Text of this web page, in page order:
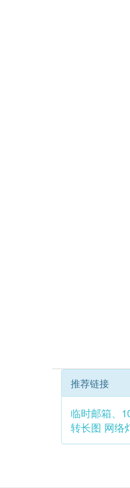
推荐链接
临时邮箱、
转长图 网络